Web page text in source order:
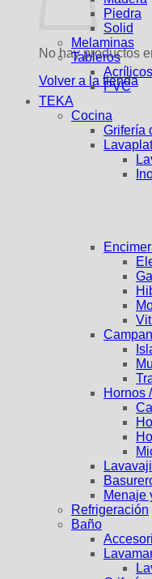
No hay productos
Volver a la tienda
Piedra
Solid
Melaminas
Tableros
Acrílicos
PVC
TEKA
Cocina
Grifería
Hornos
Menaje
Refrigeración
Baño